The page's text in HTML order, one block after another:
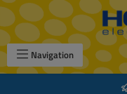
Zum Hauptinhalt springen
Navigation